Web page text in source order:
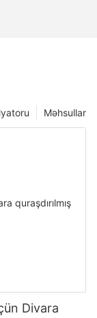
Məhsullar
Divara